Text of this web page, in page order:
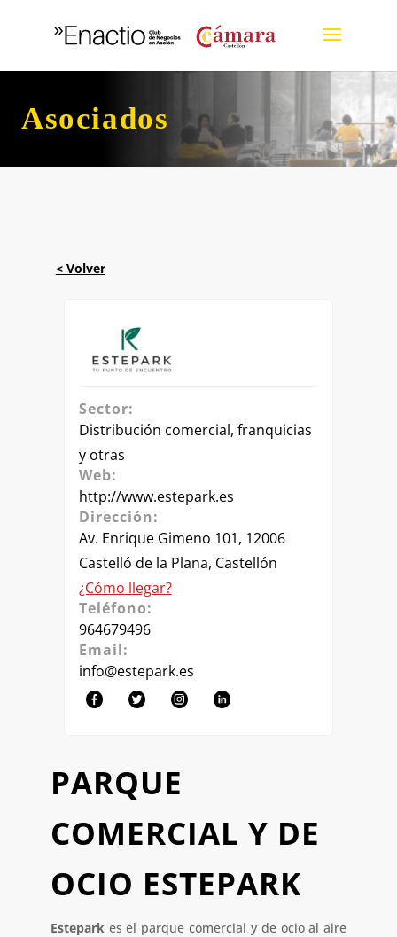
Asociados
PARQUE
COMERCIAL Y DE
OCIO ESTEPARK
Estepark es el parque comercial y de ocio al aire
Sector:
Distribución comercial, franquicias
y otras
Web:
http://www.estepark.es
Dirección:
Av. Enrique Gimeno 101, 12006
Castelló de la Plana, Castellón
¿Cómo llegar?
Teléfono:
964679496
Email:
info@estepark.es